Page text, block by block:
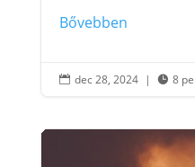
Bővebben
 dec 28, 2024 |  8